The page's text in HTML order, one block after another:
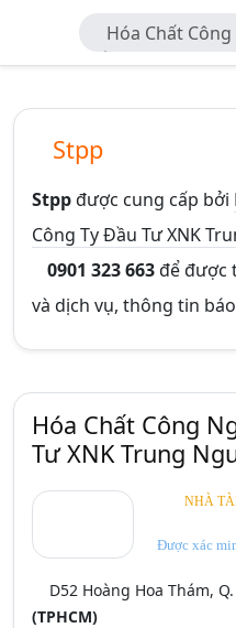
Hóa Chất
Đầu Tư XNK
Stpp
Stppđược cung cấp bởi
Công Ty Đầu Tư XNK
0901 323 663để được
và dịch vụ, thông tin
Hóa Chất Công
Tư XNK Trung
NHÀ
Được xác
D52 Hoàng Hoa Thám,
(TPHCM)